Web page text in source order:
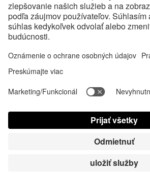
známkami spoločnosti Apple Inc. Google Play
ochranné známky spoločnosti
Accessibility Contact us
Nastavenie súborov cookies FAQ
Prihlásenie pre